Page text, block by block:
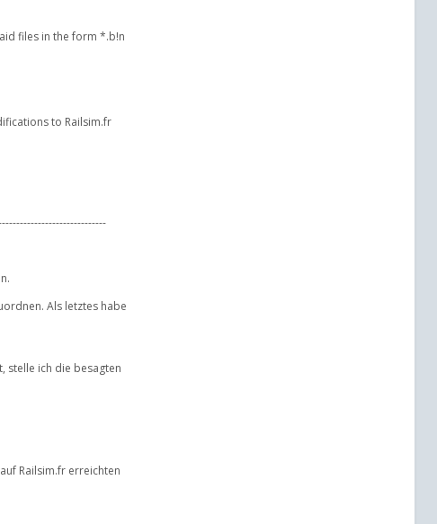
files in the form *.b!n
to Railsim.fr
Als letztes habe
stelle ich die besagten
Railsim.fr erreichten